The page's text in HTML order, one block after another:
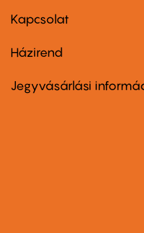
firstKapcsolat
Footer
second
Házirend
Jegyvásárlási